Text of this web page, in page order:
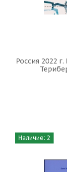
Россия 2022
Наличие: 2